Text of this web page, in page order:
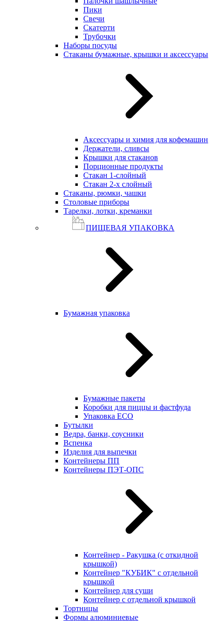
Пики
Свечи
Скатерти
Трубочки
Наборы посуды
Стаканы бумажные, крышки и аксессуары
Аксессуары и химия для кофемашин
Держатели, сливсы
Крышки для стаканов
Порционные продукты
Стакан 1-слойный
Стакан 2-х слойный
Стаканы, рюмки, чашки
Столовые приборы
Тарелки, лотки, креманки
ПИЩЕВАЯ УПАКОВКА
Бумажная упаковка
Бумажные пакеты
Коробки для пиццы и фастфуда
Упаковка ECO
Бутылки
Ведра, банки, соусники
Вспенка
Изделия для выпечки
Контейнеры ПП
Контейнеры ПЭТ-ОПС
Контейнер - Ракушка (с откидной
крышкой)
Контейнер "КУБИК" с отдельной
крышкой
Контейнер для суши
Контейнер с отдельной крышкой
Тортницы
Формы алюминиевые